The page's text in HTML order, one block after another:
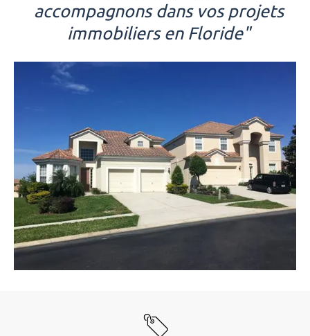
accompagnons dans vos projets
immobiliers en Floride"